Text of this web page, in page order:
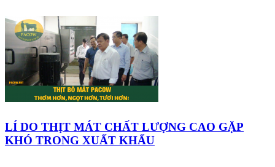
LÍ DO THỊT MÁT CHẤT LƯỢNG CAO GẶP
KHÓ TRONG XUẤT KHẨU